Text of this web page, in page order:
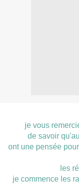
je vous
de savoir
ont une pensée
les
je commence les